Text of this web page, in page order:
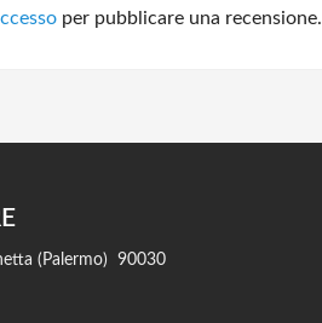
per pubblicare una recensione.
(Palermo) 90030